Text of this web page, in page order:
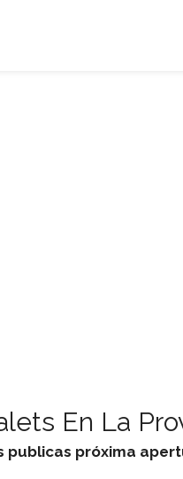
En La
publicas próxima